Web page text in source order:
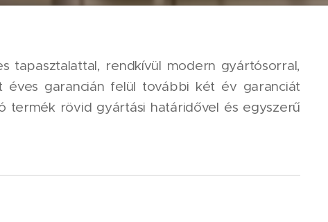
tapasztalattal, rendkívül modern gyártósorral,
éves garancián felül további két év garanciát
termék rövid gyártási határidővel és egyszerű